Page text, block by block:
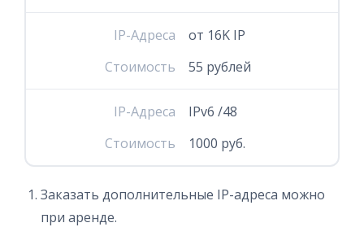
IP-Адреса
от 16K IP
Стоимость
55 рублей
IP-Адреса
IPv6 /48
Стоимость
1000 руб.
Заказать дополнительные IP-адреса можно
при аренде.